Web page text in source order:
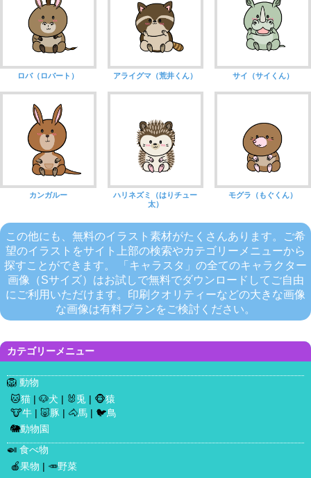
カテゴリーメニュー
🦁 動物
🐱猫 | 🐶犬 | 🐰兎 | 🐵猿
🐮牛 | 🐷豚 | 🐴馬 | 🐦鳥
🐘動物園
🍛 食べ物
🍎果物 | 🥕野菜
ロバ（ロバート） アライグマ（荒井くん） サイ（サイくん）
カンガルー
ハリネズミ（はりチュー
太）
モグラ（もぐくん）
この他にも、無料のイラスト素材がたくさんあります。ご希
望のイラストをサイト上部の検索やカテゴリーメニューから
探すことができます。 「キャラスタ」の全てのキャラクター
画像（Sサイズ）はお試しで無料でダウンロードしてご自由
にご利用いただけます。印刷クオリティーなどの大きな画像
な画像は有料プランをご検討ください。